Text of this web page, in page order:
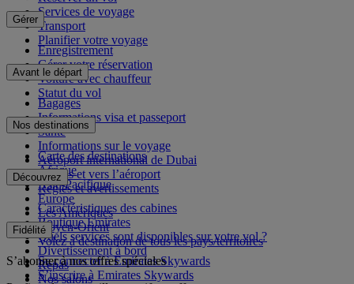
Services de voyage
Transport
Planifier votre voyage
Gérer
Enregistrement
Gérer votre réservation
Voiture avec chauffeur
Statut du vol
Avant le départ
Bagages
Informations visa et passeport
Santé
Informations sur le voyage
Aéroport international de Dubai
Depuis et vers l’aéroport
Règles et avertissements
Nos destinations
Carte des destinations
Afrique
Asie-Pacifique
Europe
Les Amériques
Moyen-Orient
Volez à destination de tous les pays/territoires
Découvrez
Caractéristiques des cabines
Boutique Emirates
Quels services sont disponibles sur votre vol ?
Divertissement à bord
Repas
Nos salons
Fidélité
Se connecter à Emirates Skywards
S’inscrire à Emirates Skywards
S’abonner à nos offres spéciales